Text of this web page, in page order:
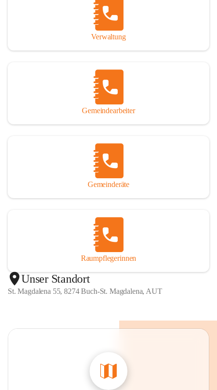
Verwaltung
Gemeindearbeiter
Gemeinderäte
Raumpflegerinnen
Unser Standort
St. Magdalena 55, 8274 Buch-St. Magdalena, AUT